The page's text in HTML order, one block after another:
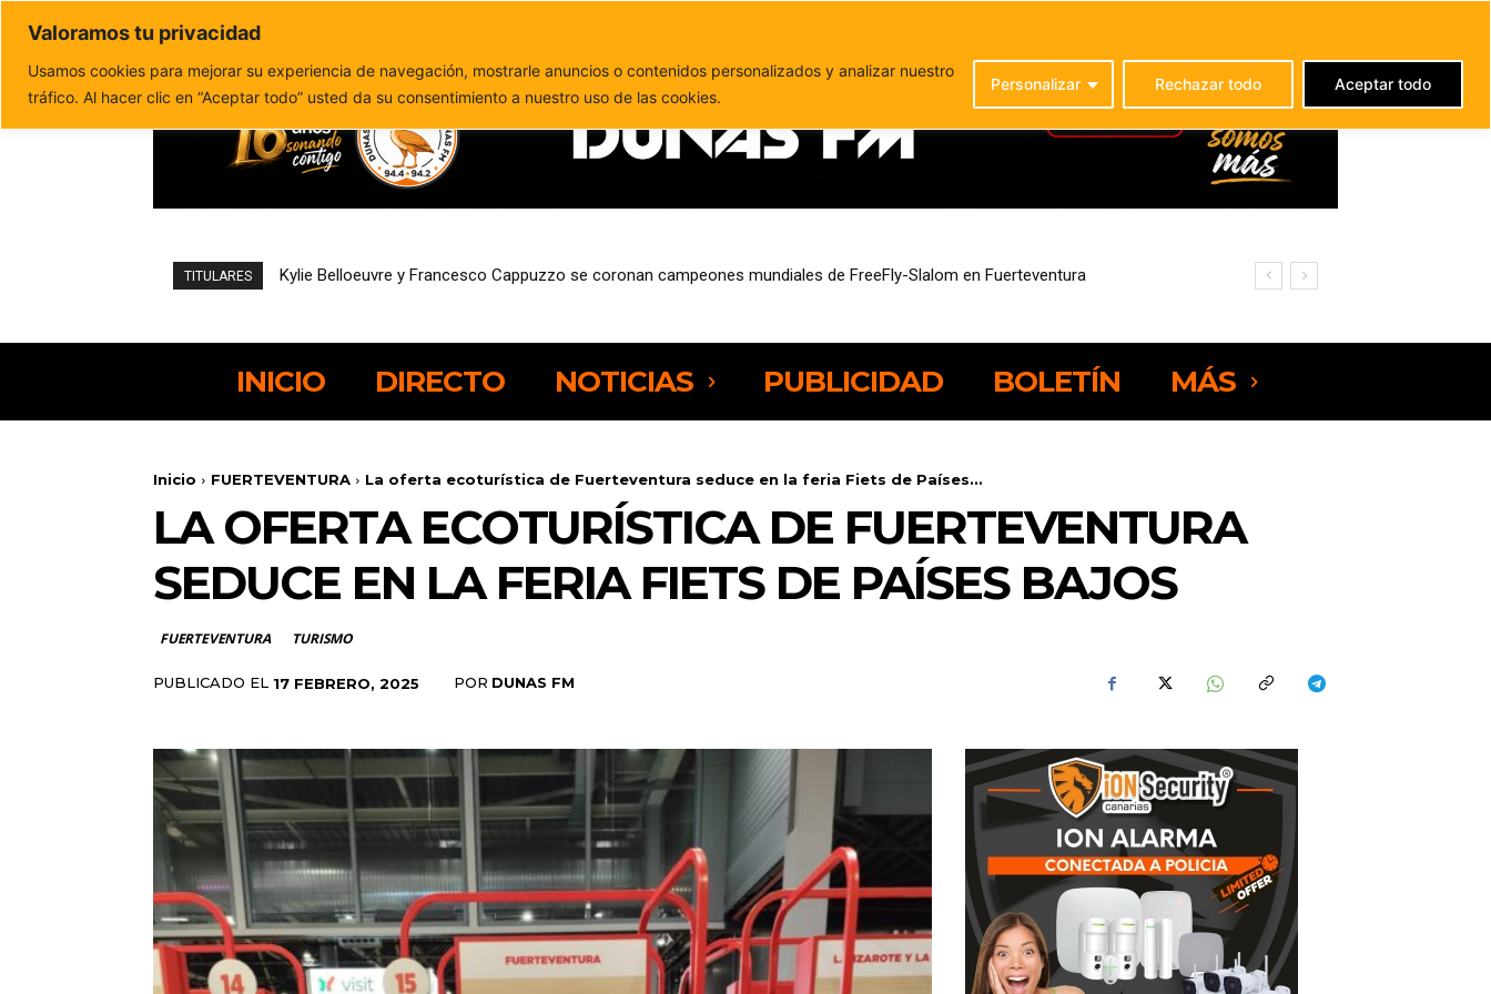
Valoramos tu privacidad
Usamos cookies para mejorar su experiencia de navegación, mostrarle anuncios o contenidos personalizados y analizar nuestro
tráfico. Al hacer clic en “Aceptar todo” usted da su consentimiento a nuestro uso de las cookies.
Personalizar Rechazar todo Aceptar todo
Política de privacidad
TITULARES Kylie Belloeuvre y Francesco Cappuzzo se coronan campeones mundiales de FreeFly-Slalom en Fuerteventura
Hostelería podrá solicitar desde este miércoles ayudas de hasta 11.000 euros para mejorar su eficiencia energética
INICIO DIRECTO NOTICIAS PUBLICIDAD BOLETÍN MÁS
Inicio FUERTEVENTURA La oferta ecoturística de Fuerteventura seduce en la feria Fiets de Países...
LA OFERTA ECOTURÍSTICA DE FUERTEVENTURA
SEDUCE EN LA FERIA FIETS DE PAÍSES BAJOS
FUERTEVENTURA TURISMO
PUBLICADO EL 17 FEBRERO, 2025 POR DUNAS FM